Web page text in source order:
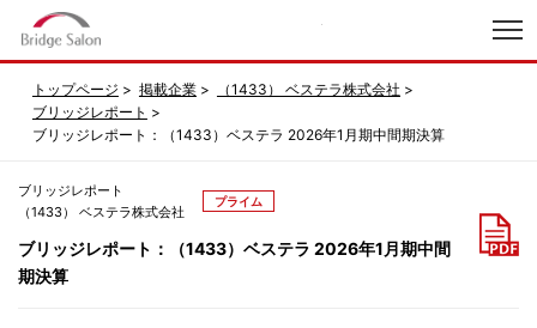
トップページ 掲載企業
（1433） ベステラ株式会社
ブリッジレポート
ブリッジレポート：（1433）ベステラ 2026年1月期中間期決算
ブリッジレポート
（1433） ベステラ株式会社
プライム
ブリッジレポート：（1433）ベステラ 2026年1月期中間
期決算